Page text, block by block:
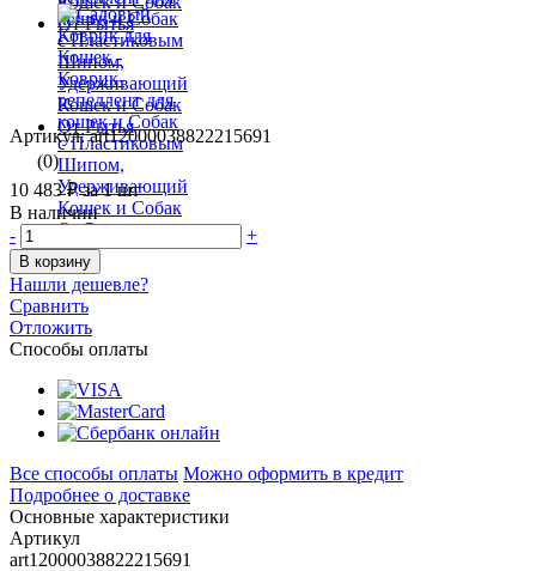
Артикул: art12000038822215691
(0)
10 483 ₽за 1 шт
В наличии
-
+
В корзину
Нашли дешевле?
Сравнить
Отложить
Способы оплаты
Все способы оплаты Можно оформить в кредит
Подробнее о доставке
Основные характеристики
Артикул
art12000038822215691